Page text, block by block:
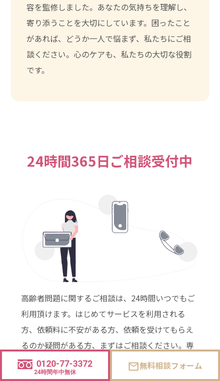
容を監修しました。あなたの気持ちを理解し、
寄り添うことを大切にしています。困ったこと
があれば、どうか一人で悩まず、私たちにご相
談ください。心のケアも、私たちの大切な役割
です。
24時間365日ご相談受付中
高齢者問題に関するご相談は、24時間いつでもご
利用頂けます。はじめてサービスを利用される
方、依頼料に不安がある方、依頼を受けてもらえ
るのか疑問がある方、まずはご相談ください。専
門家があなたに合った問題解決方法をお教えしま
す。
0120-77-3372
24時間年中無休 mail無料相談フォーム